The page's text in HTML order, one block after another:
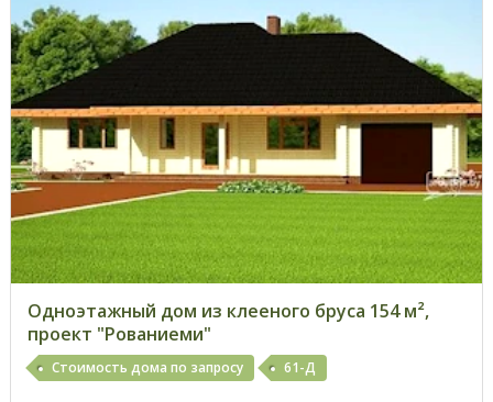
Одноэтажный дом из клееного бруса 154 м²,
проект "Рованиеми"
Стоимость дома по запросу 61-Д